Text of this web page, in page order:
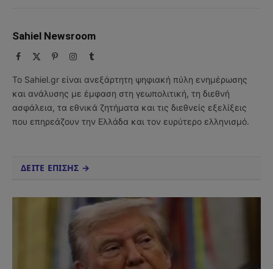
Sahiel Newsroom
Facebook PinterestInstagram
Tumblr
Το Sahiel.gr είναι ανεξάρτητη ψηφιακή πύλη ενημέρωσης
και ανάλυσης με έμφαση στη γεωπολιτική, τη διεθνή
ασφάλεια, τα εθνικά ζητήματα και τις διεθνείς εξελίξεις
που επηρεάζουν την Ελλάδα και τον ευρύτερο ελληνισμό.
ΔΕΙΤΕ ΕΠΙΣΗΣ →